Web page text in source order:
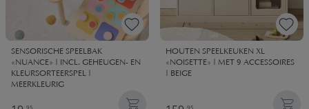
SENSORISCHE SPEELBAK
«NUANCE» | INCL. GEHEUGEN- EN
KLEURSORTEERSPEL |
MEERKLEURIG
95
HOUTEN SPEELKEUKEN XL
«NOISETTE» | MET 9 ACCESSOIRES
| BEIGE
95